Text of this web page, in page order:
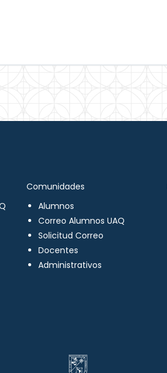
Comunidades
Alumnos
Correo Alumnos UAQ
Solicitud Correo
Docentes
Administrativos